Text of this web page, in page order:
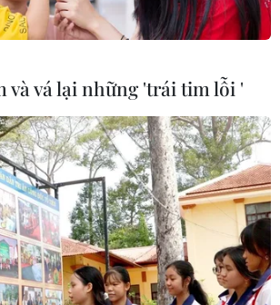
và vá lại những 'trái tim lỗi '